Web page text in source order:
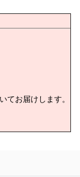
てお届けします。